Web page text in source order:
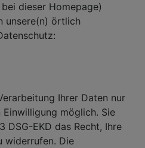
dieser Homepage)
unsere(n) örtlich
Ihrer Daten nur
möglich. Sie
DSG-EKD das Recht, Ihre
widerrufen. Die